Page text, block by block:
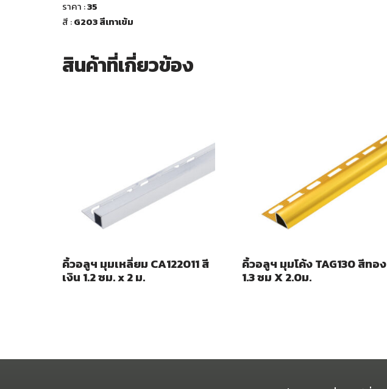
ราคา :35
สี :G203 สีเทาเข้ม
สินค้าที่เกี่ยวข้อง
คิ้วอลูฯ มุมเหลี่ยม CA122011 สี
เงิน 1.2 ซม. x 2 ม.
คิ้วอลูฯ มุมโค้ง TAG130 สีทอง
1.3 ซม X 2.0ม.